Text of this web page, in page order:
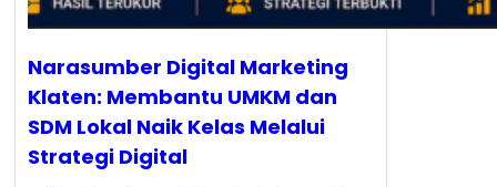
Narasumber Digital Marketing
Klaten: Membantu UMKM dan
SDM Lokal Naik Kelas Melalui
Strategi Digital